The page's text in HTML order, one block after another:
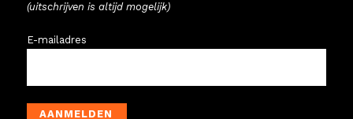
(uitschrijven is altijd mogelijk)
E-mailadres
AANMELDEN